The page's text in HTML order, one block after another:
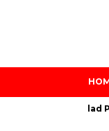
dan Milad